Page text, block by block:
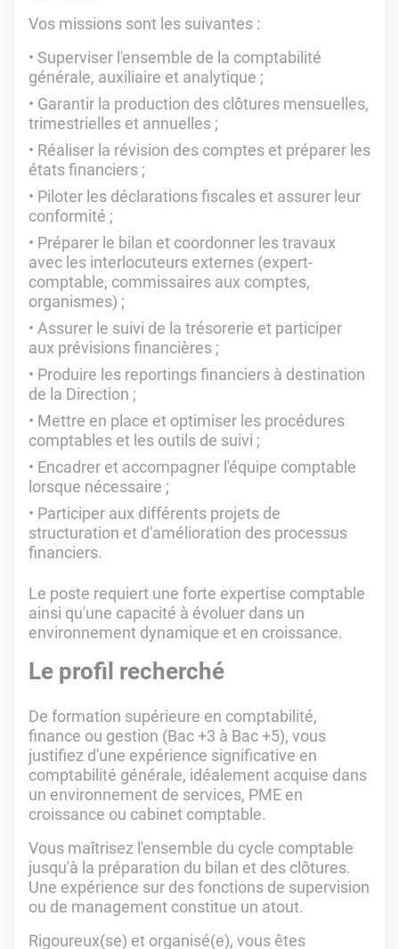
Vos missions sont les suivantes :
Superviser l'ensemble de la comptabilité
générale, auxiliaire et analytique ;
Garantir la production des clôtures mensuelles,
trimestrielles et annuelles ;
Réaliser la révision des comptes et préparer les
états financiers ;
Piloter les déclarations fiscales et assurer leur
conformité ;
Préparer le bilan et coordonner les travaux
avec les interlocuteurs externes (expert-
comptable, commissaires aux comptes,
organismes) ;
Assurer le suivi de la trésorerie et participer
aux prévisions financières ;
Produire les reportings financiers à destination
de la Direction ;
Mettre en place et optimiser les procédures
comptables et les outils de suivi ;
Encadrer et accompagner l'équipe comptable
lorsque nécessaire ;
Participer aux différents projets de
structuration et d'amélioration des processus
financiers.
Le poste requiert une forte expertise comptable
ainsi qu'une capacité à évoluer dans un
environnement dynamique et en croissance.
Le profil recherché
De formation supérieure en comptabilité,
finance ou gestion (Bac +3 à Bac +5), vous
justifiez d'une expérience significative en
comptabilité générale, idéalement acquise dans
un environnement de services, PME en
croissance ou cabinet comptable.
Vous maîtrisez l'ensemble du cycle comptable
jusqu'à la préparation du bilan et des clôtures.
Une expérience sur des fonctions de supervision
ou de management constitue un atout.
Rigoureux(se) et organisé(e), vous êtes